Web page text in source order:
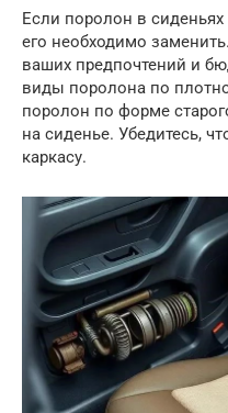
Если поролон в сиденьях
его необходимо
ваших предпочтений и
виды поролона по
поролон по форме
на сиденье. Убедитесь,
каркасу.